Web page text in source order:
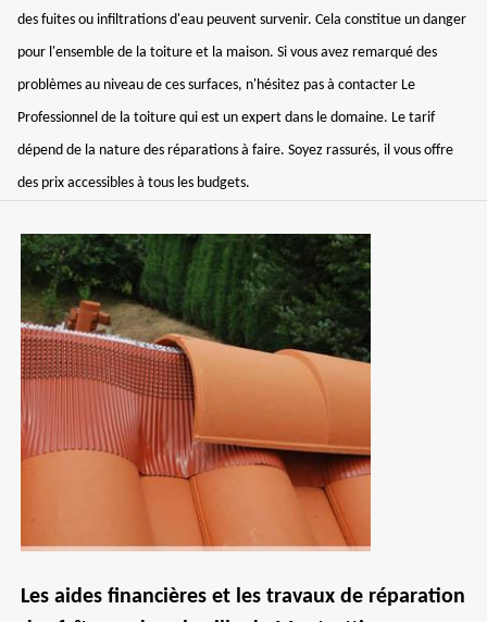
des fuites ou infiltrations d'eau peuvent survenir. Cela constitue un danger
pour l'ensemble de la toiture et la maison. Si vous avez remarqué des
problèmes au niveau de ces surfaces, n'hésitez pas à contacter Le
Professionnel de la toiture qui est un expert dans le domaine. Le tarif
dépend de la nature des réparations à faire. Soyez rassurés, il vous offre
des prix accessibles à tous les budgets.
Les aides financières et les travaux de réparation